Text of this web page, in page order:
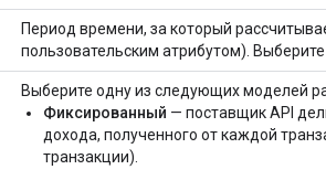
Период времени, за который
пользовательским атрибутом).
Выберите одну из следующих моделей
Фиксированный — поставщик API
дохода, полученного от каждой
транзакции).